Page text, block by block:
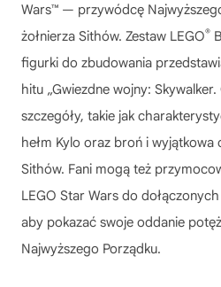
Wars™ — przywódcę
żołnierza Sithów. Zestaw LEGO®
figurki do zbudowania
hitu „Gwiezdne wojny:
szczegóły, takie jak
hełm Kylo oraz broń i wyjątkowa
Sithów. Fani mogą też
LEGO Star Wars do
aby pokazać swoje oddanie
Najwyższego Porządku.